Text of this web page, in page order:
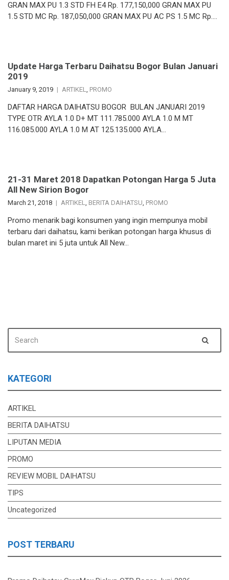
GRAN MAX PU 1.3 STD FH E4 Rp. 177,150,000 GRAN MAX PU
1.5 STD MC Rp. 187,050,000 GRAN MAX PU AC PS 1.5 MC Rp….
Update Harga Terbaru Daihatsu Bogor Bulan Januari
2019
January 9, 2019 ARTIKEL, PROMO
DAFTAR HARGA DAIHATSU BOGOR BULAN JANUARI 2019
TYPE OTR AYLA 1.0 D+ MT 111.785.000 AYLA 1.0 M MT
116.085.000 AYLA 1.0 M AT 125.135.000 AYLA…
21-31 Maret 2018 Dapatkan Potongan Harga 5 Juta
All New Sirion Bogor
March 21, 2018 ARTIKEL, BERITA DAIHATSU, PROMO
Promo menarik bagi konsumen yang ingin mempunya mobil
terbaru dari daihatsu, kami berikan potongan harga khusus di
bulan maret ini 5 juta untuk All New…
FOR:
KATEGORI
ARTIKEL
BERITA DAIHATSU
LIPUTAN MEDIA
PROMO
REVIEW MOBIL DAIHATSU
TIPS
Uncategorized
POST TERBARU